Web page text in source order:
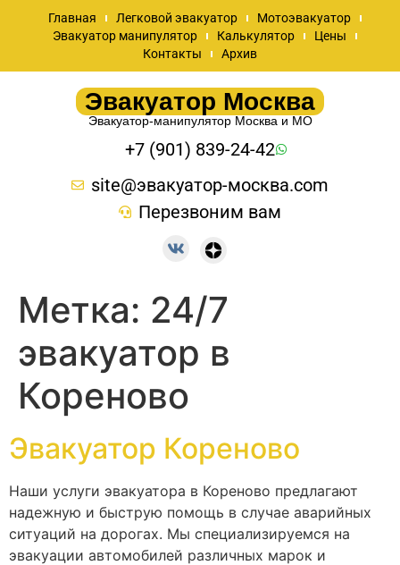
Главная Легковой эвакуатор
Мотоэвакуатор
Эвакуатор манипулятор
Калькулятор
Цены
Контакты
Архив
Эвакуатор Москва
Эвакуатор-манипулятор Москва и МО
+7 (901) 839-24-42
site@эвакуатор-москва.com
Перезвоним вам
Метка: 24/7
эвакуатор в
Кореново
Эвакуатор Кореново
Наши услуги эвакуатора в Кореново предлагают
надежную и быструю помощь в случае аварийных
ситуаций на дорогах. Мы специализируемся на
эвакуации автомобилей различных марок и